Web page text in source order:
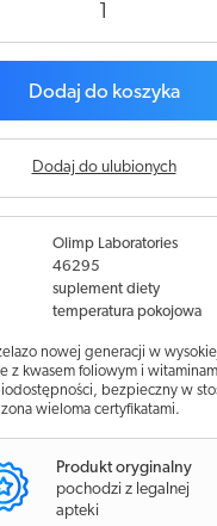
Dodaj do koszyka
Dodaj do ulubionych
Olimp Laboratories
46295
suplement diety
temperatura pokojowa
nowej generacji w
z kwasem foliowym i
bezpieczny w
wieloma certyfikatami.
Produkt oryginalny
pochodzi z legalnej
apteki